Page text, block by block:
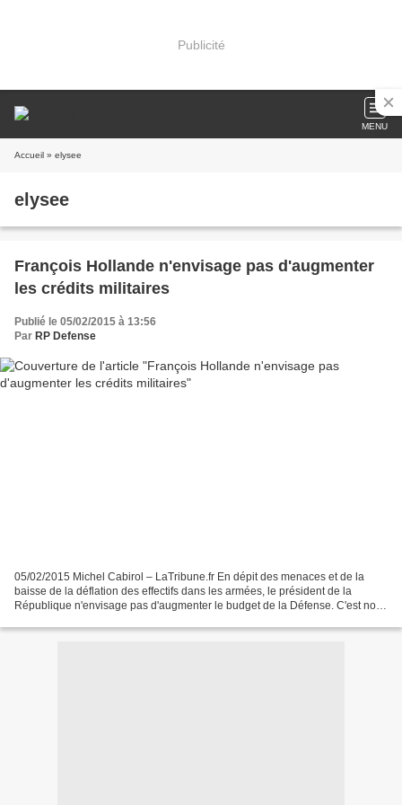
Publicité
MENU
Accueil » elysee
elysee
François Hollande n'envisage pas d'augmenter
les crédits militaires
Publié le 05/02/2015 à 13:56
Par RP Defense
05/02/2015 Michel Cabirol – LaTribune.fr En dépit des menaces et de la
baisse de la déflation des effectifs dans les armées, le président de la
République n'envisage pas d'augmenter le budget de la Défense. C'est non.